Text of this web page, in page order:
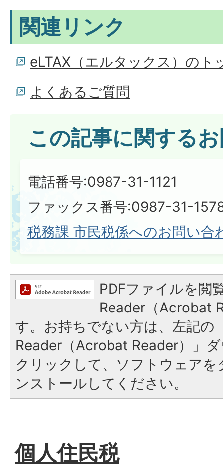
関連リンク
eLTAX（エルタックス）のト
よくあるご質問
この記事に関する
電話番号:0987-31-1121
ファックス番号:0987-31-
税務課 市民税係へのお問い合
PDFファイルを閲
Reader（Acrobat
す。お持ちでない方は、左記の
Reader（Acrobat Reader）」
クリックして、ソフトウェア
ンストールしてください。
個人住民税